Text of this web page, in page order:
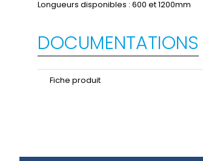
Longueurs disponibles : 600 et 1200mm
DOCUMENTATIONS
Fiche produit